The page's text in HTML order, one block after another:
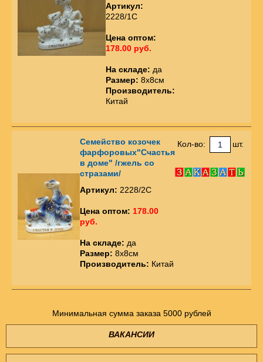
Артикул:
2228/1С
Цена оптом:
178.00 руб.
На складе: да
Размер: 8х8см
Производитель:
Китай
Семейство козочек
фарфоровых"Счастья
в доме" /гжель со
стразами/
Артикул: 2228/2С
Цена оптом: 178.00
руб.
На складе: да
Размер: 8х8см
Производитель: Китай
Кол-во: шт.
Минимальная сумма заказа 5000 рублей
ВАКАНСИИ